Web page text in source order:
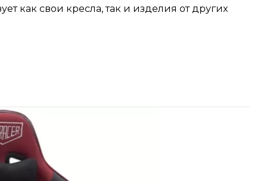
как свои кресла, так и изделия от других